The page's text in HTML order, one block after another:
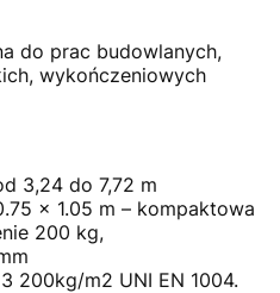
do prac budowlanych,
wykończeniowych
3,24 do 7,72 m
x 1.05 m – kompaktowa
200 kg,
200kg/m2 UNI EN 1004.